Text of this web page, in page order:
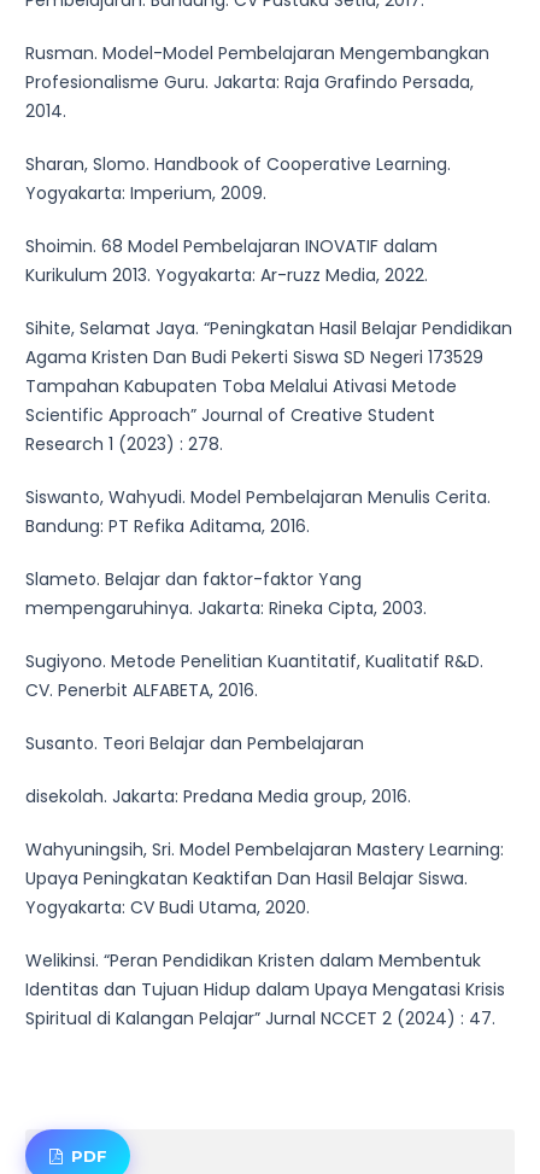
Rusman. Model-Model Pembelajaran Mengembangkan
Profesionalisme Guru. Jakarta: Raja Grafindo Persada,
2014.
Sharan, Slomo. Handbook of Cooperative Learning.
Yogyakarta: Imperium, 2009.
Shoimin. 68 Model Pembelajaran INOVATIF dalam
Kurikulum 2013. Yogyakarta: Ar-ruzz Media, 2022.
Sihite, Selamat Jaya. “Peningkatan Hasil Belajar Pendidikan
Agama Kristen Dan Budi Pekerti Siswa SD Negeri 173529
Tampahan Kabupaten Toba Melalui Ativasi Metode
Scientific Approach” Journal of Creative Student
Research 1 (2023) : 278.
Siswanto, Wahyudi. Model Pembelajaran Menulis Cerita.
Bandung: PT Refika Aditama, 2016.
Slameto. Belajar dan faktor-faktor Yang
mempengaruhinya. Jakarta: Rineka Cipta, 2003.
Sugiyono. Metode Penelitian Kuantitatif, Kualitatif R&D.
CV. Penerbit ALFABETA, 2016.
Susanto. Teori Belajar dan Pembelajaran
disekolah. Jakarta: Predana Media group, 2016.
Wahyuningsih, Sri. Model Pembelajaran Mastery Learning:
Upaya Peningkatan Keaktifan Dan Hasil Belajar Siswa.
Yogyakarta: CV Budi Utama, 2020.
Welikinsi. “Peran Pendidikan Kristen dalam Membentuk
Identitas dan Tujuan Hidup dalam Upaya Mengatasi Krisis
Spiritual di Kalangan Pelajar” Jurnal NCCET 2 (2024) : 47.
PDF